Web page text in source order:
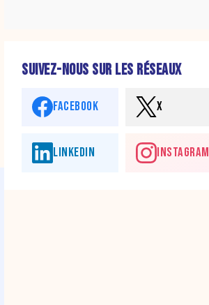
SUIVEZ-NOUS SUR LES RÉSEAUX
FACEBOOK X
LINKEDIN INSTAGRAM